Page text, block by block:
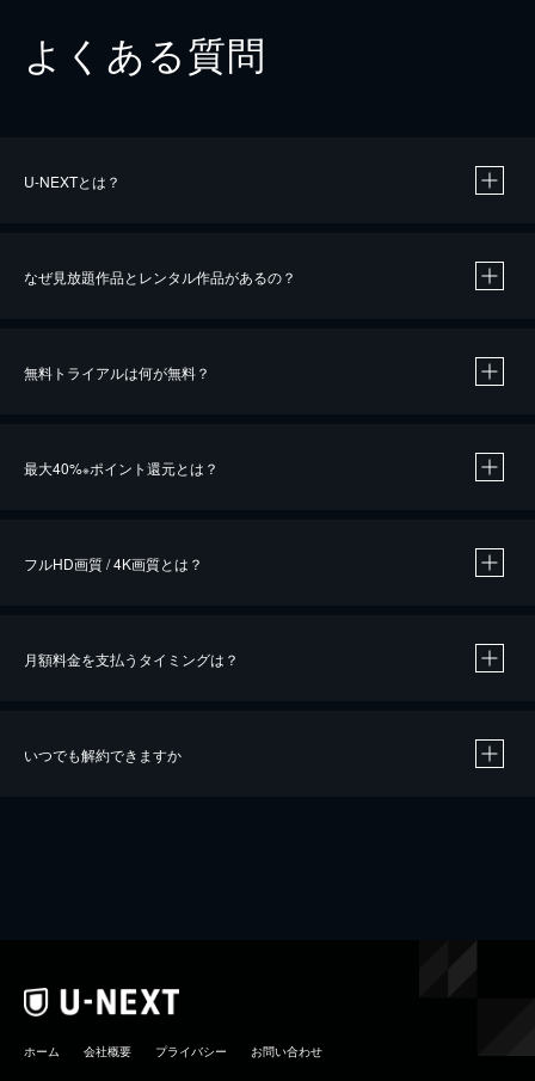
よくある質問
U-NEXTとは？
なぜ見放題作品とレンタル作品があるの？
無料トライアルは何が無料？
最大40%※ポイント還元とは？
※40％ポイント還元の対象は、クレジットカード決済による作品の購入 / レンタルです。
フルHD画質 / 4K画質とは？
月額料金を支払うタイミングは？
いつでも解約できますか
ホーム 会社概要 プライバシー お問い合わせ